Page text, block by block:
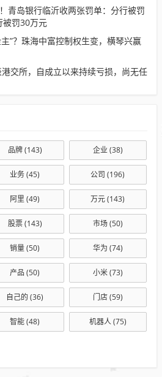
青岛银行临沂收两张罚单：分行被罚
被罚30万元
”？珠海中富控制权生变，横琴兴赢
交所，自成立以来持续亏损，尚无任
品牌(143) 企业(38)
业务(45) 公司 (196)
阿里 (49) 万元(143)
股票(143) 市场(50)
销量(50) 华为 (74)
产品 (50) 小米(73)
自己的 (36) 门店(59)
智能(48) 机器人(75)